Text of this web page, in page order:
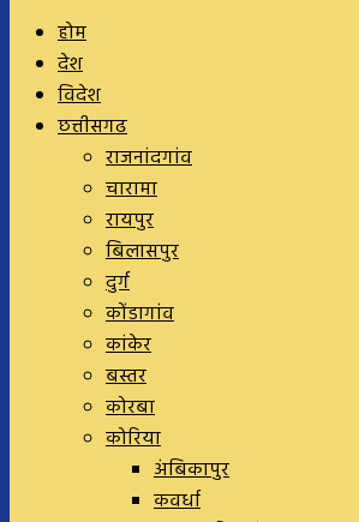
होम
देश
विदेश
छत्तीसगढ
राजनांदगांव
चारामा
रायपुर
बिलासपुर
दुर्ग
कोंडागांव
कांकेर
बस्तर
कोरबा
कोरिया
अंबिकापुर
कवर्धा